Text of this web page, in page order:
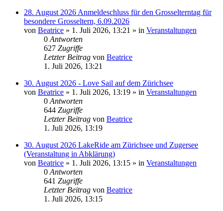
28. August 2026 Anmeldeschluss für den Grosselterntag für
besondere Grosseltern, 6.09.2026
von Beatrice » 1. Juli 2026, 13:21 » in Veranstaltungen
0 Antworten
627 Zugriffe
Letzter Beitrag von Beatrice
1. Juli 2026, 13:21
30. August 2026 - Love Sail auf dem Zürichsee
von Beatrice » 1. Juli 2026, 13:19 » in Veranstaltungen
0 Antworten
644 Zugriffe
Letzter Beitrag von Beatrice
1. Juli 2026, 13:19
30. August 2026 LakeRide am Zürichsee und Zugersee
(Veranstaltung in Abklärung)
von Beatrice » 1. Juli 2026, 13:15 » in Veranstaltungen
0 Antworten
641 Zugriffe
Letzter Beitrag von Beatrice
1. Juli 2026, 13:15